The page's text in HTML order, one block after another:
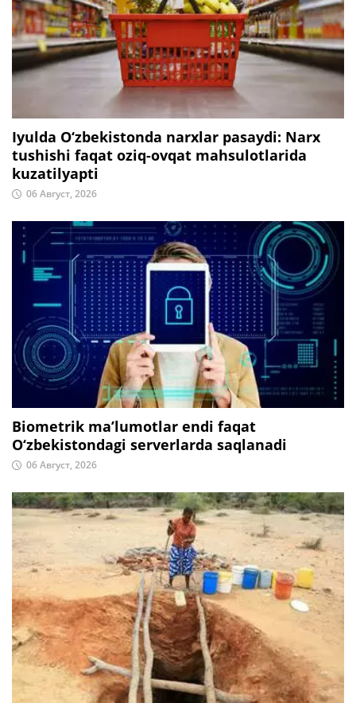
Iyulda O‘zbekistonda narxlar pasaydi: Narx
tushishi faqat oziq-ovqat mahsulotlarida
kuzatilyapti
06 Август, 2026
Biometrik ma’lumotlar endi faqat
O‘zbekistondagi serverlarda saqlanadi
06 Август, 2026